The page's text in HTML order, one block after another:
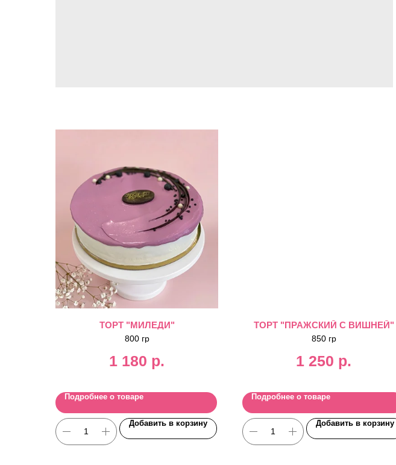
ТОРТ "МИЛЕДИ"
800 гр
1 180 р.
Подробнее о товаре
Добавить в корзину
ТОРТ "ПРАЖСКИЙ С ВИШНЕЙ"
850 гр
1 250 р.
Подробнее о товаре
Добавить в корзину